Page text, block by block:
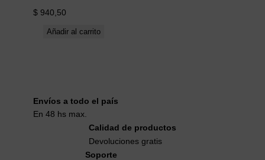
$ 940,50
Añadir al carrito
Envíos a todo el país
En 48 hs max.
Calidad de productos
Devoluciones gratis
Soporte